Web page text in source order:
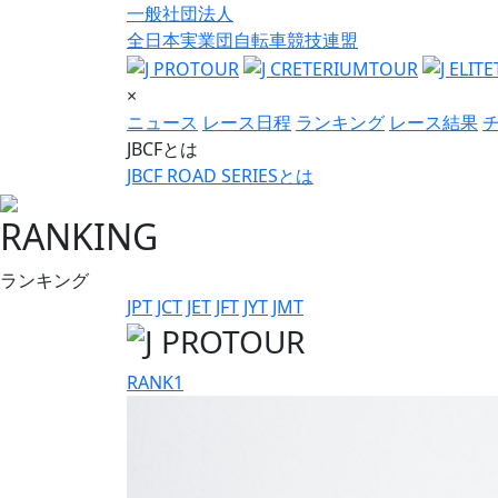
一般社団法人
全日本実業団自転車競技連盟
×
ニュース レース日程 ランキング レース結果
JBCFとは
JBCF ROAD SERIESとは
RANKING
ランキング
JPT JCT JET JFT JYT JMT
RANK1